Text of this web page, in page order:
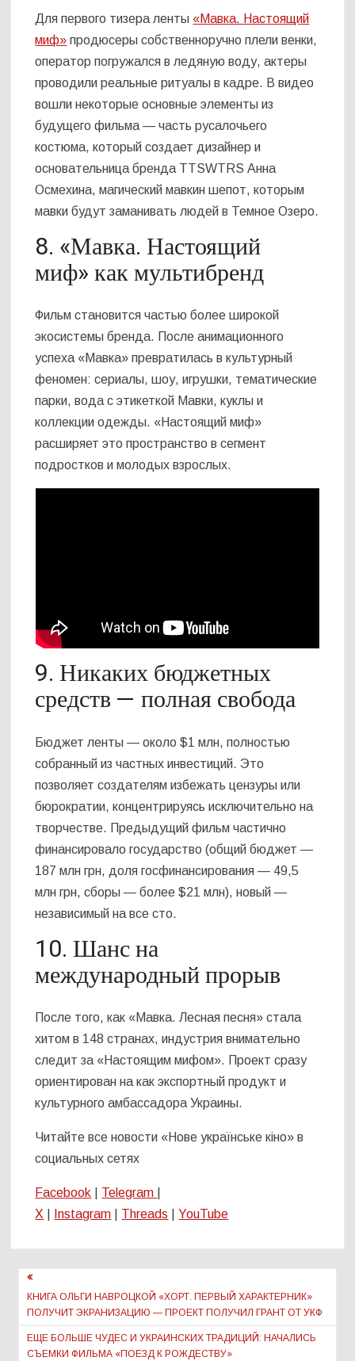
Для первого тизера ленты «Мавка. Настоящий
миф» продюсеры собственноручно плели венки,
оператор погружался в ледяную воду, актеры
проводили реальные ритуалы в кадре. В видео
вошли некоторые основные элементы из
будущего фильма — часть русалочьего
костюма, который создает дизайнер и
основательница бренда TTSWTRS Анна
Осмехина, магический мавкин шепот, которым
мавки будут заманивать людей в Темное Озеро.
8. «Мавка. Настоящий
миф» как мультибренд
Фильм становится частью более широкой
экосистемы бренда. После анимационного
успеха «Мавка» превратилась в культурный
феномен: сериалы, шоу, игрушки, тематические
парки, вода с этикеткой Мавки, куклы и
коллекции одежды. «Настоящий миф»
расширяет это пространство в сегмент
подростков и молодых взрослых.
9. Никаких бюджетных
средств — полная свобода
Бюджет ленты — около $1 млн, полностью
собранный из частных инвестиций. Это
позволяет создателям избежать цензуры или
бюрократии, концентрируясь исключительно на
творчестве. Предыдущий фильм частично
финансировало государство (общий бюджет —
187 млн грн, доля госфинансирования — 49,5
млн грн, сборы — более $21 млн), новый —
независимый на все сто.
10. Шанс на
международный прорыв
После того, как «Мавка. Лесная песня» стала
хитом в 148 странах, индустрия внимательно
следит за «Настоящим мифом». Проект сразу
ориентирован на как экспортный продукт и
культурного амбассадора Украины.
Читайте все новости «Нове українське кіно» в
социальных сетях
Facebook Telegram
X
Instagram Threads |YouTube
Навигация
по
записям
КНИГА ОЛЬГИ НАВРОЦКОЙ «ХОРТ. ПЕРВЫЙ ХАРАКТЕРНИК»
ПОЛУЧИТ ЭКРАНИЗАЦИЮ — ПРОЕКТ ПОЛУЧИЛ ГРАНТ ОТ УКФ
ЕЩЕ БОЛЬШЕ ЧУДЕС И УКРАИНСКИХ ТРАДИЦИЙ: НАЧАЛИСЬ
СЪЕМКИ ФИЛЬМА «ПОЕЗД К РОЖДЕСТВУ»